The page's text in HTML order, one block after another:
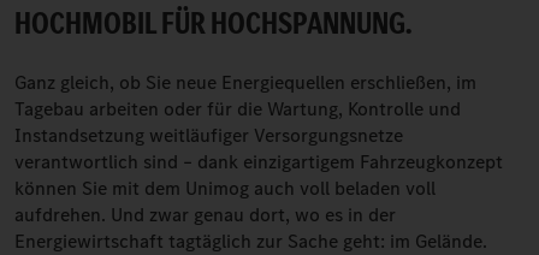
HOCHMOBIL FÜR HOCHSPANNUNG.
Ganz gleich, ob Sie neue Energiequellen erschließen, im
Tagebau arbeiten oder für die Wartung, Kontrolle und
Instandsetzung weitläufiger Versorgungsnetze
verantwortlich sind – dank einzigartigem Fahrzeugkonzept
können Sie mit dem Unimog auch voll beladen voll
aufdrehen. Und zwar genau dort, wo es in der
Energiewirtschaft tagtäglich zur Sache geht: im Gelände.